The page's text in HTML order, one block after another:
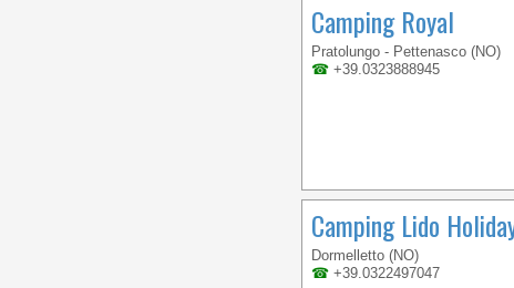
Camping Royal
Pratolungo - Pettenasco (NO)
☎ +39.0323888945
Camping Lido
Dormelletto (NO)
☎ +39.0322497047